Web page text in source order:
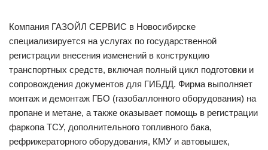
Компания ГАЗОЙЛ СЕРВИС в Новосибирске
специализируется на услугах по государственной
регистрации внесения изменений в конструкцию
транспортных средств, включая полный цикл подготовки и
сопровождения документов для ГИБДД. Фирма выполняет
монтаж и демонтаж ГБО (газобаллонного оборудования) на
пропане и метане, а также оказывает помощь в регистрации
фаркопа ТСУ, дополнительного топливного бака,
рефрижераторного оборудования, КМУ и автовышек,